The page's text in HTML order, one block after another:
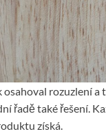
osahoval rozuzlení
řadě také řešení.
získá.